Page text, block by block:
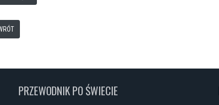
PRZEWODNIK PO ŚWIECIE